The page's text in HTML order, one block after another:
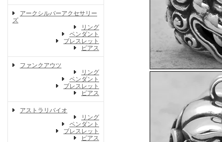
アークシルバーアクセサリー
ズ
リング
ペンダント
ブレスレット
ピアス
ファンクアウツ
リング
ペンダント
ブレスレット
ピアス
アストラリバイオ
リング
ペンダント
ブレスレット
ピアス